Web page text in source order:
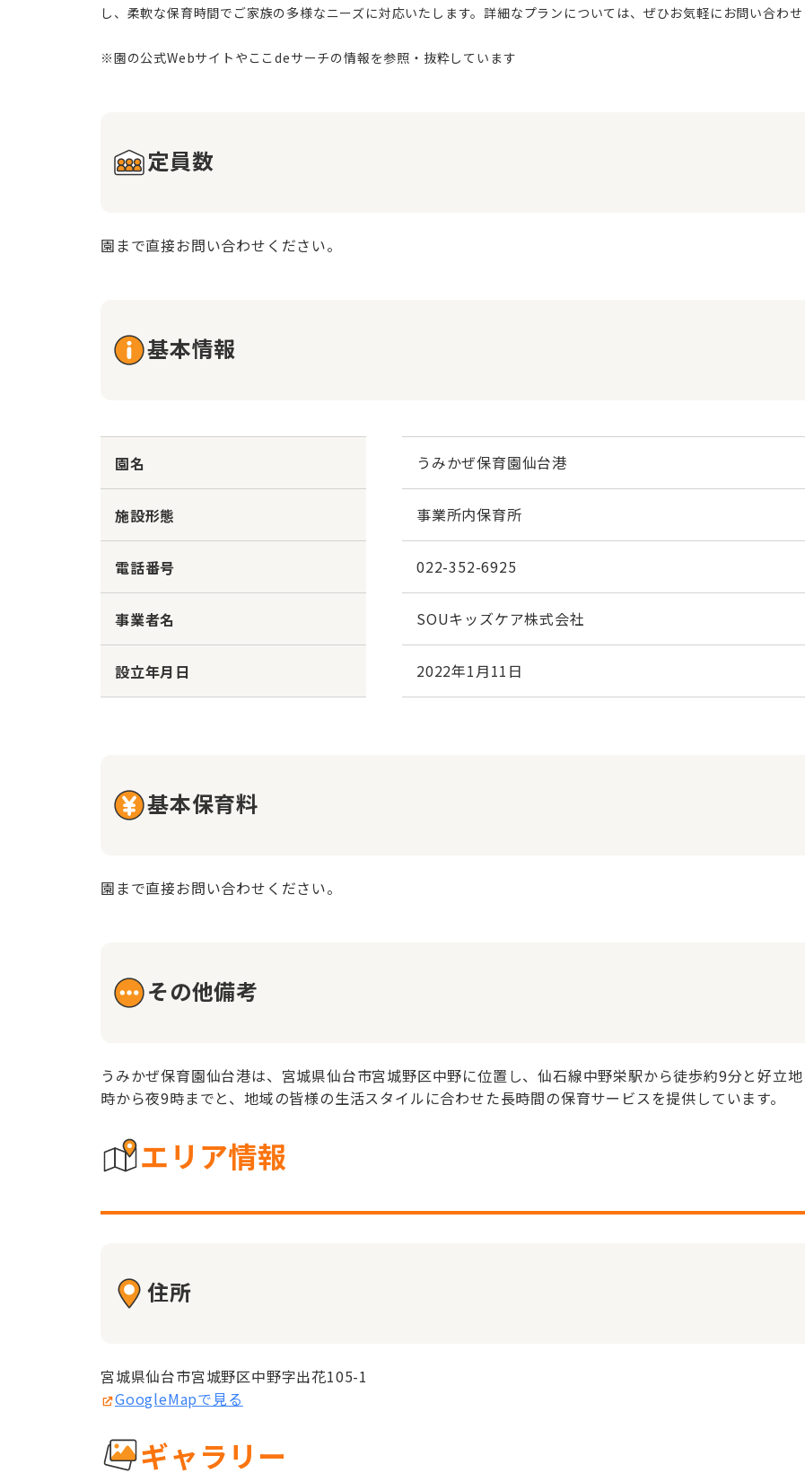
し、柔軟な保育時間でご家族の多様なニーズに対応いたします。詳細なプランについては、ぜひお気軽にお問い合わせ
定員数
園まで直接お問い合わせください。
基本情報
園名 うみかぜ保育園仙台港
施設形態 事業所内保育所
電話番号 022-352-6925
事業者名 SОUキッズケア株式会社
設立年月日 2022年1月11日
基本保育料
園まで直接お問い合わせください。
その他備考
うみかぜ保育園仙台港は、宮城県仙台市宮城野区中野に位置し、仙石線中野栄駅から徒歩約9分と好立
時から夜9時までと、地域の皆様の生活スタイルに合わせた長時間の保育サービスを提供しています。
エリア情報
住所
宮城県仙台市宮城野区中野字出花105-1
GoogleMapで見る
ギャラリー